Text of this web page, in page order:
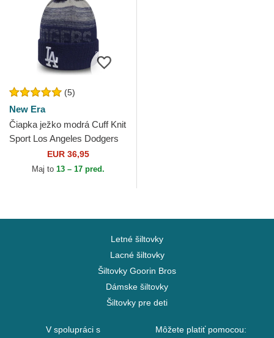
(5)
New Era
Čiapka ježko modrá Cuff Knit
Sport Los Angeles Dodgers
MLB New EraEUR 36,95
Maj to 13 – 17 pred.
Letné šiltovky
Lacné šiltovky
Šiltovky Goorin Bros
Dámske šiltovky
Šiltovky pre deti
V spolupráci s
Môžete platiť pomocou: